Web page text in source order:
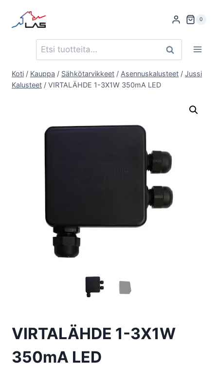
sisältöön
0
Etsi: Haku
Koti / Kauppa / Sähkötarvikkeet / Asennuskalusteet / Jussi
Kalusteet / VIRTALÄHDE 1-3X1W 350mA LED
VIRTALÄHDE 1-3X1W
350mA LED